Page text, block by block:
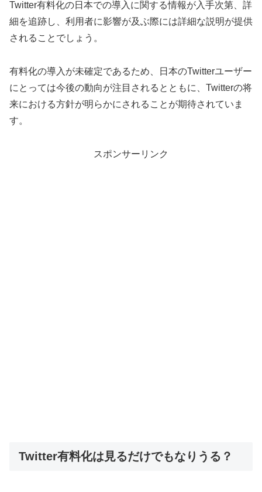
Twitter有料化の日本での導入に関する情報が入手次第、詳
細を追跡し、利用者に影響が及ぶ際には詳細な説明が提供
されることでしょう。
有料化の導入が未確定であるため、日本のTwitterユーザー
にとっては今後の動向が注目されるとともに、Twitterの将
来における方針が明らかにされることが期待されていま
す。
スポンサーリンク
Twitter有料化は見るだけでもなりうる？